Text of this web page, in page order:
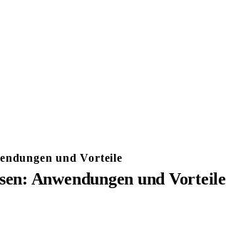
und Vorteile
Anwendungen und Vorteile